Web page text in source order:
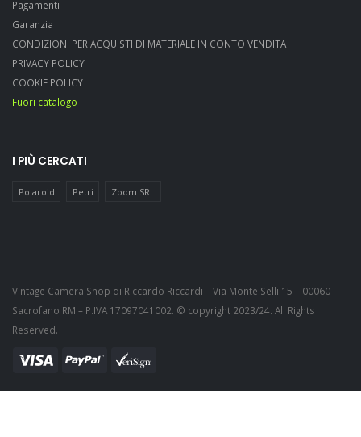
Pagamenti
Garanzia
CONDIZIONI PER ACQUISTI DI MATERIALE IN CONTO VENDITA
PRIVACY POLICY
COOKIE POLICY
Fuori catalogo
I PIÙ CERCATI
Polaroid Petri Zoom SRL
Vintage Camera Shop di Riccardo Riccardi – Via Monte Selli 15 – 00060
Sacrofano RM – P.IVA 17097041002. © copyright 2023/24. All Rights
Reserved.